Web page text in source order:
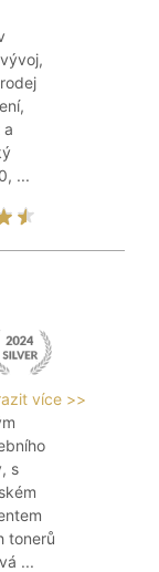
a
...
více >>
s
tonerů
...